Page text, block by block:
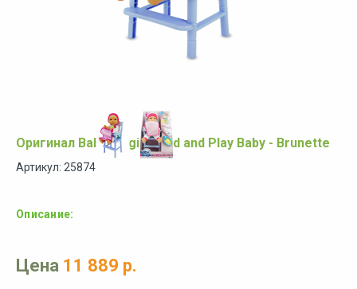
Оригинал Baby Magic Feed and Play Baby - Brunette
Артикул: 25874
Описание:
Цена 11 889 р.